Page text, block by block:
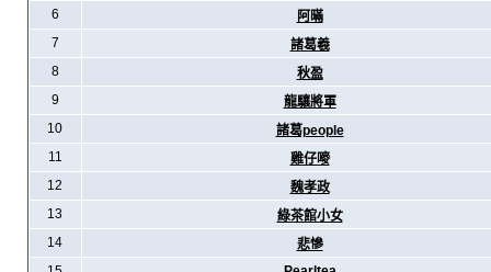
6
阿暪
7
諸葛羲
8
秋盈
9
龍驤將軍
10
諸葛people
11
雞仔嘜
12
魏孝政
13
綠茶館小女
14
悲慘